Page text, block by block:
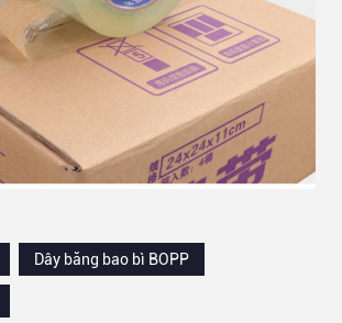
Dây băng bao bì BOPP